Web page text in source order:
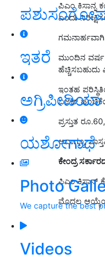
ಇತರೆ
ಅಗ್ರಿಪೀಡಿಯಾ
ಯಶೋಗಾಥೆ
Photo
We capture the best
Videos
ಪಿಎಂ ಕಿಸಾನ್ನ
ಎಂದು
ಗಮನಾರ್ಹವಾಗಿ
ಮುಂದಿನ ವರ್ಷ
ಇಂತಹ
ಬಜೆಟ್
ಪ್ರಸ್ತುತ ರೂ.
ಆದಾಗ್ಯೂ,
ಕೇಂದ್ರ
ಪಿಎಂ ಕಿಸಾನ್
ಮೊದಲ